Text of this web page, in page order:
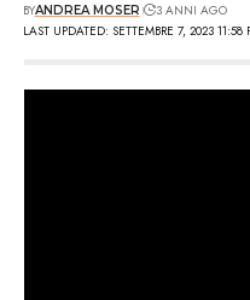
LAST UPDATED: SETTEMBRE 7, 2023 11:58
BYANDREA MOSER 3 ANNI AGO